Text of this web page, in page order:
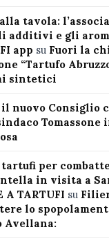
tavola:
additivi e gli
app su Fuori la
“Tartufo
sintetici
nuovo Consiglio
Tomassone
per
in visita a
A TARTUFI su
lo
Avellana: